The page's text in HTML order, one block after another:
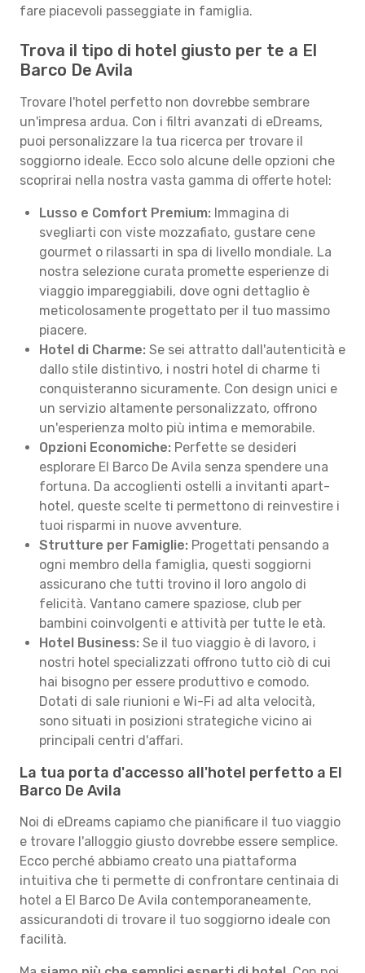
fare piacevoli passeggiate in famiglia.
Trova il tipo di hotel giusto per te a El
Barco De Avila
Trovare l'hotel perfetto non dovrebbe sembrare
un'impresa ardua. Con i filtri avanzati di eDreams,
puoi personalizzare la tua ricerca per trovare il
soggiorno ideale. Ecco solo alcune delle opzioni che
scoprirai nella nostra vasta gamma di offerte hotel:
Lusso e Comfort Premium: Immagina di
svegliarti con viste mozzafiato, gustare cene
gourmet o rilassarti in spa di livello mondiale. La
nostra selezione curata promette esperienze di
viaggio impareggiabili, dove ogni dettaglio è
meticolosamente progettato per il tuo massimo
piacere.
Hotel di Charme: Se sei attratto dall'autenticità e
dallo stile distintivo, i nostri hotel di charme ti
conquisteranno sicuramente. Con design unici e
un servizio altamente personalizzato, offrono
un'esperienza molto più intima e memorabile.
Opzioni Economiche: Perfette se desideri
esplorare El Barco De Avila senza spendere una
fortuna. Da accoglienti ostelli a invitanti apart-
hotel, queste scelte ti permettono di reinvestire i
tuoi risparmi in nuove avventure.
Strutture per Famiglie: Progettati pensando a
ogni membro della famiglia, questi soggiorni
assicurano che tutti trovino il loro angolo di
felicità. Vantano camere spaziose, club per
bambini coinvolgenti e attività per tutte le età.
Hotel Business: Se il tuo viaggio è di lavoro, i
nostri hotel specializzati offrono tutto ciò di cui
hai bisogno per essere produttivo e comodo.
Dotati di sale riunioni e Wi-Fi ad alta velocità,
sono situati in posizioni strategiche vicino ai
principali centri d'affari.
La tua porta d'accesso all'hotel perfetto a El
Barco De Avila
Noi di eDreams capiamo che pianificare il tuo viaggio
e trovare l'alloggio giusto dovrebbe essere semplice.
Ecco perché abbiamo creato una piattaforma
intuitiva che ti permette di confrontare centinaia di
hotel a El Barco De Avila contemporaneamente,
assicurandoti di trovare il tuo soggiorno ideale con
facilità.